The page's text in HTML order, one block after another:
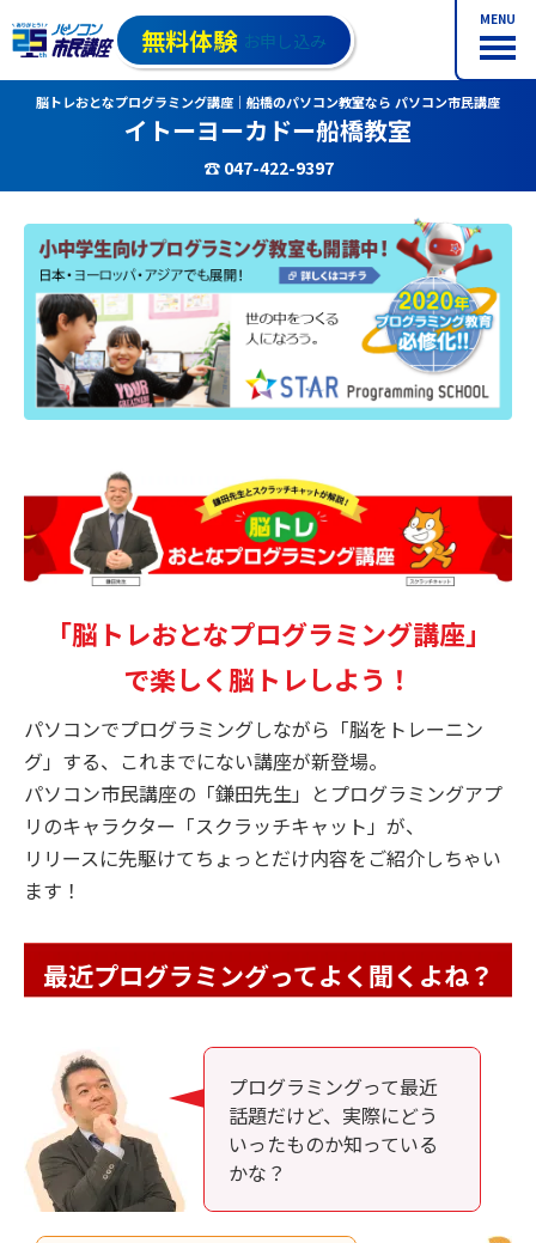
MENU
無料体験 お申し込み
脳トレおとなプログラミング講座｜船橋のパソコン教室なら パソコン市民講座
イトーヨーカドー船橋教室
☎ 047-422-9397
「脳トレおとなプログラミング講座」
で楽しく脳トレしよう！
パソコンでプログラミングしながら「脳をトレーニン
グ」する、これまでにない講座が新登場。
パソコン市民講座の「鎌田先生」とプログラミングアプ
リのキャラクター「スクラッチキャット」が、
リリースに先駆けてちょっとだけ内容をご紹介しちゃい
ます！
最近プログラミングってよく聞くよね？
プログラミングって最近
話題だけど、実際にどう
いったものか知っている
かな？